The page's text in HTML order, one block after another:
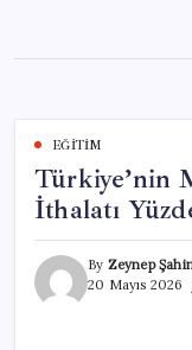
content
EĞITIM
Türkiye’nin
İthalatı
By Zeynep
20 Mayıs 2026